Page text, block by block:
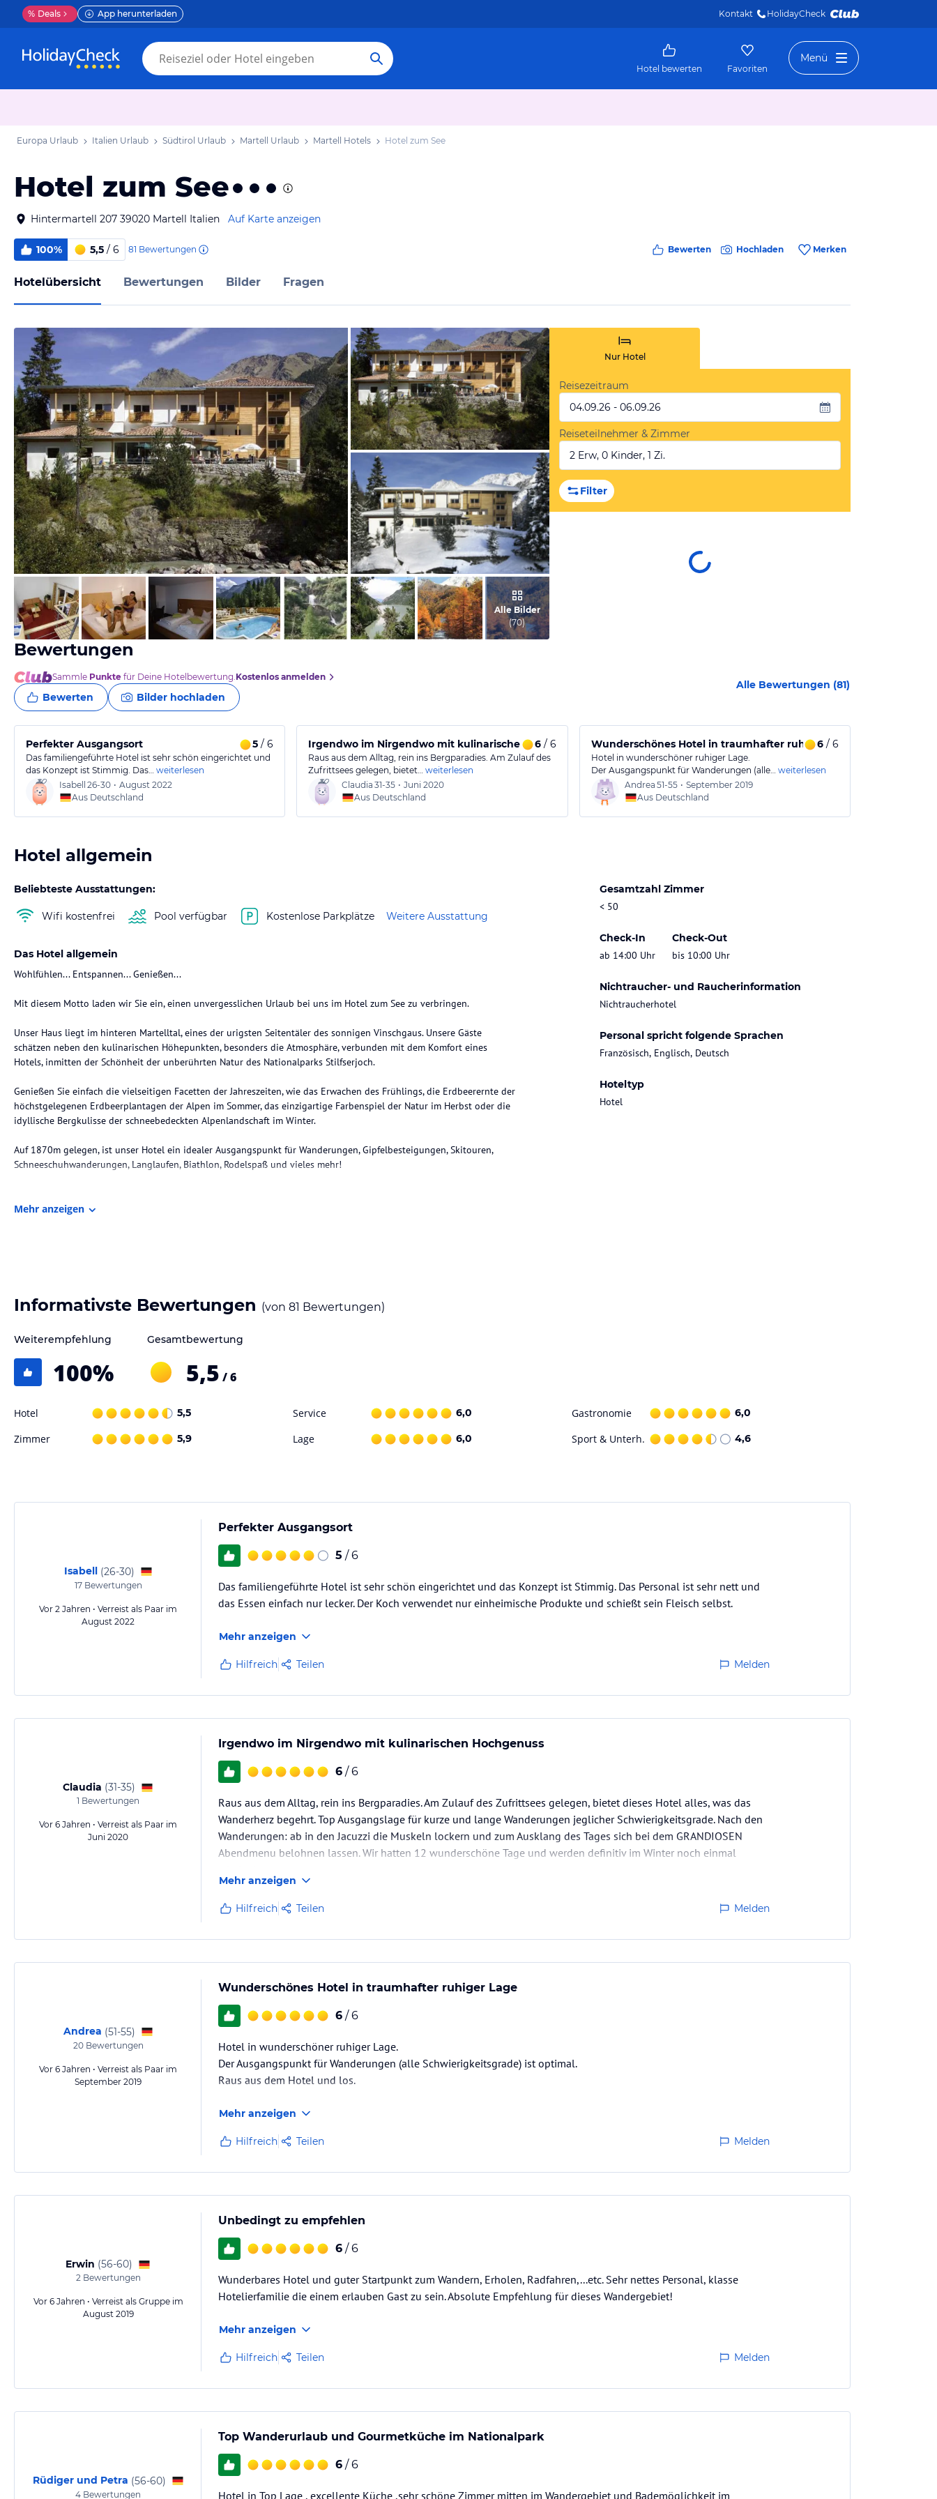
% Deals App herunterladen Kontakt HolidayCheck
Hotel bewerten Favoriten
Menü
Europa Urlaub Italien Urlaub Südtirol Urlaub Martell Urlaub Martell Hotels Hotel zum See
Hotel zum See
Hintermartell 207 39020 Martell Italien Auf Karte anzeigen
100% 5,5 / 6 81 Bewertungen Bewerten Hochladen Merken
Hotelübersicht Bewertungen Bilder Fragen
vom Hotelier, März 2011
vom Hotelier, März 2011
vom Hotelier, März 2011
Alle Bilder
(70)
Nur Hotel
Reisezeitraum
04.09.26 - 06.09.26
Reiseteilnehmer & Zimmer
2 Erw, 0 Kinder, 1 Zi.
Filter
Bewertungen
Sammle Punkte für Deine Hotelbewertung.Kostenlos anmelden
Bewerten Bilder hochladen
Alle Bewertungen (81)
Perfekter Ausgangsort 5 / 6
Das familiengeführte Hotel ist sehr schön eingerichtet und
das Konzept ist Stimmig. Das… weiterlesen
Isabell 26-30 • August 2022
Aus Deutschland
Irgendwo im Nirgendwo mit kulinarischen Hochgenuss
6/ 6
Raus aus dem Alltag, rein ins Bergparadies. Am Zulauf des
Zufrittsees gelegen, bietet… weiterlesen
Claudia 31-35 • Juni 2020
Aus Deutschland
Wunderschönes Hotel in traumhafter ruhiger Lage
6/ 6
Hotel in wunderschöner ruhiger Lage.
Der Ausgangspunkt für Wanderungen (alle… weiterlesen
Andrea 51-55 • September 2019
Aus Deutschland
Hotel allgemein
Beliebteste Ausstattungen:
Wifi kostenfrei Pool verfügbar Kostenlose Parkplätze Weitere Ausstattung
Gesamtzahl Zimmer
< 50
Check-In
ab 14:00 Uhr
Check-Out
bis 10:00 Uhr
Nichtraucher- und Raucherinformation
Nichtraucherhotel
Personal spricht folgende Sprachen
Französisch, Englisch, Deutsch
Hoteltyp
Hotel
Das Hotel allgemein
Wohlfühlen... Entspannen... Genießen...
Mit diesem Motto laden wir Sie ein, einen unvergesslichen Urlaub bei uns im Hotel zum See zu verbringen.
Unser Haus liegt im hinteren Martelltal, eines der urigsten Seitentäler des sonnigen Vinschgaus. Unsere Gäste
schätzen neben den kulinarischen Höhepunkten, besonders die Atmosphäre, verbunden mit dem Komfort eines
Hotels, inmitten der Schönheit der unberührten Natur des Nationalparks Stilfserjoch.
Genießen Sie einfach die vielseitigen Facetten der Jahreszeiten, wie das Erwachen des Frühlings, die Erdbeerernte der
höchstgelegenen Erdbeerplantagen der Alpen im Sommer, das einzigartige Farbenspiel der Natur im Herbst oder die
idyllische Bergkulisse der schneebedeckten Alpenlandschaft im Winter.
Auf 1870m gelegen, ist unser Hotel ein idealer Ausgangspunkt für Wanderungen, Gipfelbesteigungen, Skitouren,
Schneeschuhwanderungen, Langlaufen, Biathlon, Rodelspaß und vieles mehr!
Gewähr und ohne Prüfung durch HolidayCheck. Bitte lies vor der Buchung die verbindlichen
Mehr anzeigen
Informativste Bewertungen (von 81 Bewertungen)
Weiterempfehlung
100%
Gesamtbewertung
5,5 / 6
Hotel 5,5 Service 6,0 Gastronomie 6,0
Zimmer 5,9 Lage 6,0 Sport & Unterh. 4,6
Isabell (26-30)
17Bewertungen
Vor 2 Jahren • Verreist als Paar im
August 2022
Perfekter Ausgangsort
5 / 6
Das familiengeführte Hotel ist sehr schön eingerichtet und das Konzept ist Stimmig. Das Personal ist sehr nett und
das Essen einfach nur lecker. Der Koch verwendet nur einheimische Produkte und schießt sein Fleisch selbst.
Mehr anzeigen
Hilfreich Teilen Melden
Claudia (31-35)
1 Bewertungen
Vor 6 Jahren • Verreist als Paar im
Juni 2020
Irgendwo im Nirgendwo mit kulinarischen Hochgenuss
6 / 6
Raus aus dem Alltag, rein ins Bergparadies. Am Zulauf des Zufrittsees gelegen, bietet dieses Hotel alles, was das
Wanderherz begehrt. Top Ausgangslage für kurze und lange Wanderungen jeglicher Schwierigkeitsgrade. Nach den
Wanderungen: ab in den Jacuzzi die Muskeln lockern und zum Ausklang des Tages sich bei dem GRANDIOSEN
Abendmenu belohnen lassen. Wir hatten 12 wunderschöne Tage und werden definitiv im Winter noch einmal
Mehr anzeigen
Hilfreich Teilen Melden
Andrea (51-55)
20Bewertungen
Vor 6 Jahren • Verreist als Paar im
September 2019
Wunderschönes Hotel in traumhafter ruhiger Lage
6 / 6
Hotel in wunderschöner ruhiger Lage.
Der Ausgangspunkt für Wanderungen (alle Schwierigkeitsgrade) ist optimal.
Raus aus dem Hotel und los.
Mehr anzeigen
Hilfreich Teilen Melden
Erwin (56-60)
2Bewertungen
Vor 6 Jahren • Verreist als Gruppe im
August 2019
Unbedingt zu empfehlen
6 / 6
Wunderbares Hotel und guter Startpunkt zum Wandern, Erholen, Radfahren,...etc. Sehr nettes Personal, klasse
Hotelierfamilie die einem erlauben Gast zu sein. Absolute Empfehlung für dieses Wandergebiet!
Mehr anzeigen
Hilfreich Teilen Melden
Rüdiger und Petra (56-60)
4 Bewertungen
Top Wanderurlaub und Gourmetküche im Nationalpark
6 / 6
Hotel in Top Lage , excellente Küche ,sehr schöne Zimmer mitten im Wandergebiet und Bademöglichkeit im